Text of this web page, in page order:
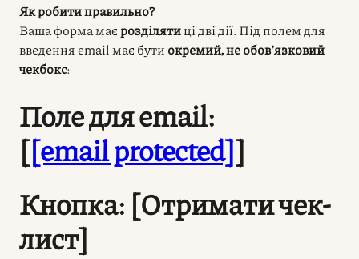
Як робити правильно?
Ваша форма має розділятиці дві дії. Під полем для
введення email має бути окремий, не обов’язковий
чекбокс:
Поле для email:
[[email protected]]
Кнопка: [Отримати чек-
лист]